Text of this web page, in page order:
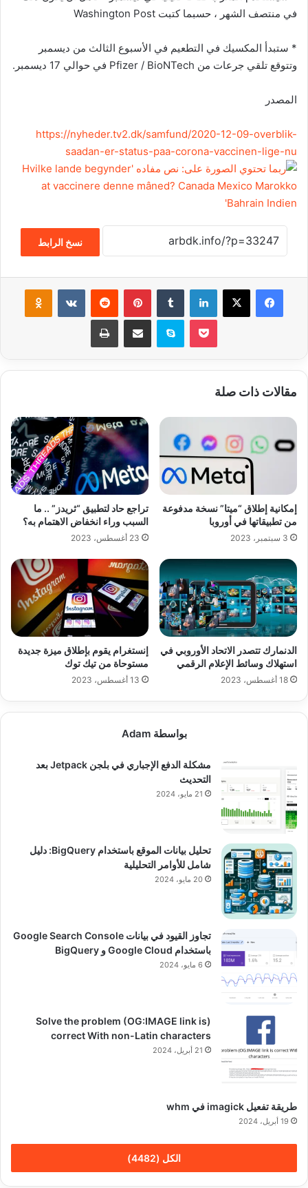
في منتصف الشهر ، حسبما كتبت Washington Post
* ستبدأ المكسيك في التطعيم في الأسبوع الثالث من ديسمبر
وتتوقع تلقي جرعات من Pfizer / BioNTech في حوالي 17 ديسمبر.
المصدر
https://nyheder.tv2.dk/samfund/2020-12-09-overblik-
saadan-er-status-paa-corona-vaccinen-lige-nu
نسخ الرابط
فيسبوك لينكدإن بينتيريست
سكايب
مقالات ذات صلة
إمكانية إطلاق “ميتا” نسخة مدفوعة
من تطبيقاتها في أوروبا
3 سبتمبر، 2023
تراجع حاد لتطبيق “ثريدز” .. ما
السبب وراء انخفاض الاهتمام به؟
23 أغسطس، 2023
الدنمارك تتصدر الاتحاد الأوروبي في
استهلاك وسائط الإعلام الرقمي
18 أغسطس، 2023
إنستغرام يقوم بإطلاق ميزة جديدة
مستوحاة من تيك توك
13 أغسطس، 2023
بواسطة Adam
مشكلة الدفع الإجباري في بلجن Jetpack بعد
التحديث
21 مايو، 2024
تحليل بيانات الموقع باستخدام BigQuery: دليل
شامل للأوامر التحليلية
20 مايو، 2024
تجاوز القيود في بيانات Google Search Console
باستخدام Google Cloud و BigQuery
6 مايو، 2024
(Solve the problem (OG:IMAGE link is
correct With non-Latin characters
21 أبريل، 2024
طريقة تفعيل imagick في whm
19 أبريل، 2024
الكل (4482)